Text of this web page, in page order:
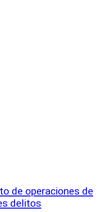
de operaciones de
delitos